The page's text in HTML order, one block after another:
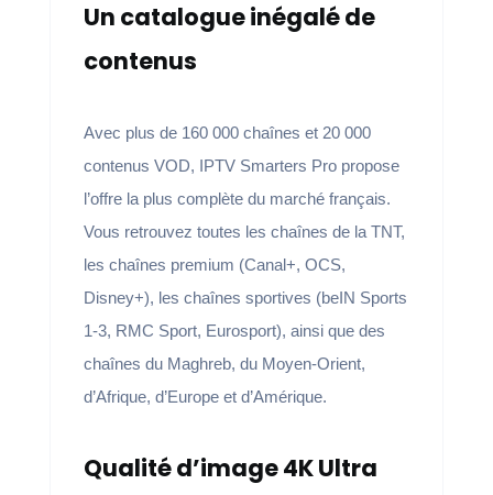
Un catalogue inégalé de
contenus
Avec plus de 160 000 chaînes et 20 000
contenus VOD, IPTV Smarters Pro propose
l’offre la plus complète du marché français.
Vous retrouvez toutes les chaînes de la TNT,
les chaînes premium (Canal+, OCS,
Disney+), les chaînes sportives (beIN Sports
1-3, RMC Sport, Eurosport), ainsi que des
chaînes du Maghreb, du Moyen-Orient,
d’Afrique, d’Europe et d’Amérique.
Qualité d’image 4K Ultra